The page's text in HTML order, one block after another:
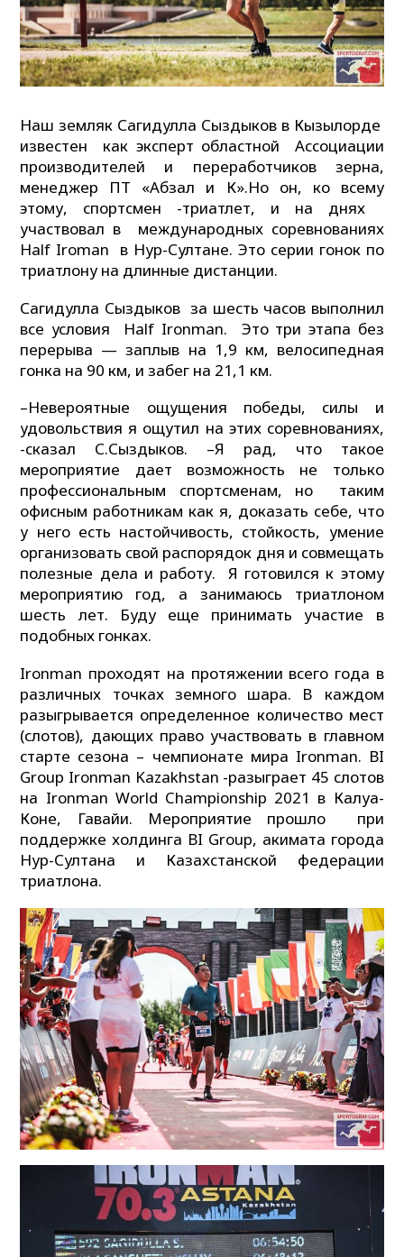
Наш земляк Сагидулла Сыздыков в Кызылорде
известен как эксперт областной Ассоциации
производителей и переработчиков зерна,
менеджер ПТ «Абзал и К».Но он, ко всему
этому, спортсмен -триатлет, и на днях
участвовал в международных соревнованиях
Half Iroman в Нур-Султане. Это серии гонок по
триатлону на длинные дистанции.
Сагидулла Сыздыков за шесть часов выполнил
все условия Half Ironman. Это три этапа без
перерыва — заплыв на 1,9 км, велосипедная
гонка на 90 км, и забег на 21,1 км.
–Невероятные ощущения победы, силы и
удовольствия я ощутил на этих соревнованиях,
-сказал С.Сыздыков. –Я рад, что такое
мероприятие дает возможность не только
профессиональным спортсменам, но таким
офисным работникам как я, доказать себе, что
у него есть настойчивость, стойкость, умение
организовать свой распорядок дня и совмещать
полезные дела и работу. Я готовился к этому
мероприятию год, а занимаюсь триатлоном
шесть лет. Буду еще принимать участие в
подобных гонках.
Ironman проходят на протяжении всего года в
различных точках земного шара. В каждом
разыгрывается определенное количество мест
(слотов), дающих право участвовать в главном
старте сезона – чемпионате мира Ironman. BI
Group Ironman Kazakhstan -разыграет 45 слотов
на Ironman World Championship 2021 в Калуа-
Коне, Гавайи. Мероприятие прошло при
поддержке холдинга BI Group, акимата города
Нур-Султана и Казахстанской федерации
триатлона.